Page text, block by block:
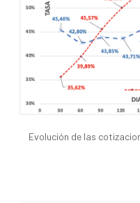
Evolución de las